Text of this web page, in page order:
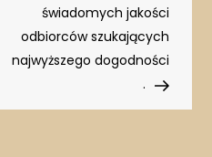
świadomych jakości
odbiorców szukających
najwyższego dogodności
.